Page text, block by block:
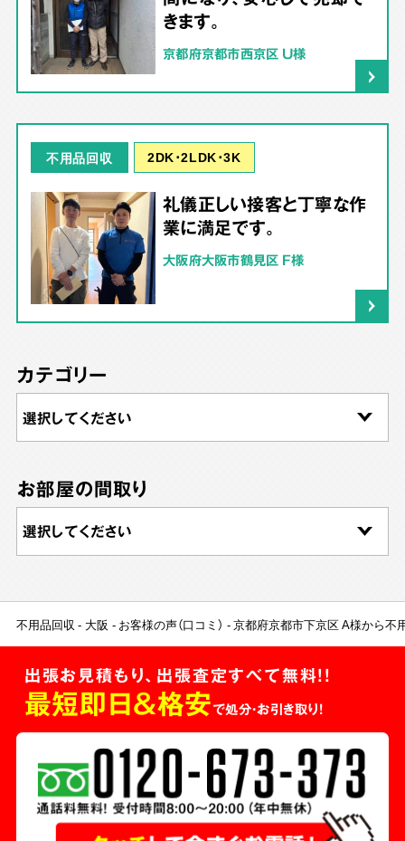
きます。
京都府京都市西京区 U様
不用品回収 2DK･2LDK･3K
礼儀正しい接客と丁寧な作
業に満足です。
大阪府大阪市鶴見区 F様
カテゴリー
お部屋の間取り
不用品回収 大阪 お客様の声（口コミ） 京都府京都市下京区 A様から不
出張お見積もり、出張査定すべて無料!!
最短即日＆格安で処分・お引き取り！